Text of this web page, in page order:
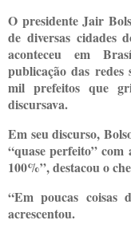
O presidente Jair
de diversas cidades
aconteceu em
publicação das
mil prefeitos que
discursava.
Em seu discurso,
“quase perfeito”
100%”, destacou o
“Em poucas coisas
acrescentou.